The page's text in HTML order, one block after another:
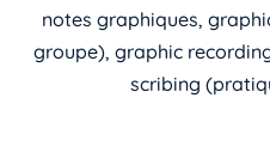
notes graphiques,
groupe), graphic
scribing